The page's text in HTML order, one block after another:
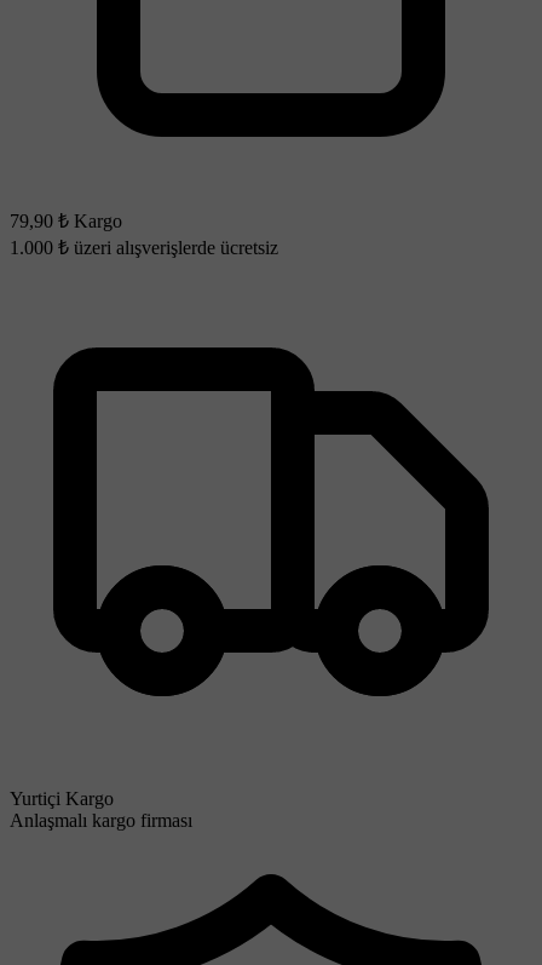
79,90 ₺ Kargo
1.000 ₺ üzeri alışverişlerde ücretsiz
Yurtiçi Kargo
Anlaşmalı kargo firması